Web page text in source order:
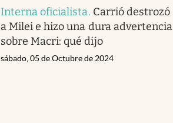
Interna oficialista. Carrió destrozó
a Milei e hizo una dura advertencia
sobre Macri: qué dijo
sábado, 05 de Octubre de 2024